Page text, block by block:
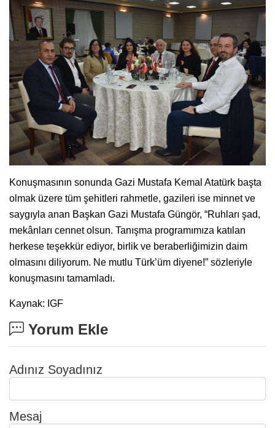
Konuşmasının sonunda Gazi Mustafa Kemal Atatürk başta
olmak üzere tüm şehitleri rahmetle, gazileri ise minnet ve
saygıyla anan Başkan Gazi Mustafa Güngör, “Ruhları şad,
mekânları cennet olsun. Tanışma programımıza katılan
herkese teşekkür ediyor, birlik ve beraberliğimizin daim
olmasını diliyorum. Ne mutlu Türk’üm diyene!” sözleriyle
konuşmasını tamamladı.
Kaynak: IGF
Yorum Ekle
Adınız Soyadınız
Mesaj